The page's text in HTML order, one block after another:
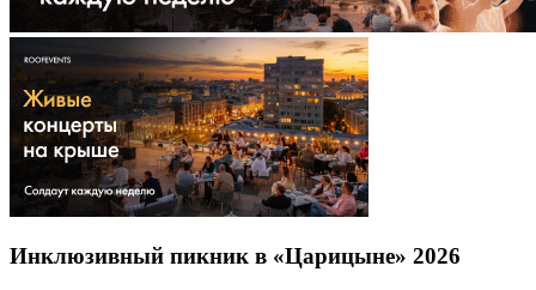
Инклюзивный пикник в «Царицыне» 2026